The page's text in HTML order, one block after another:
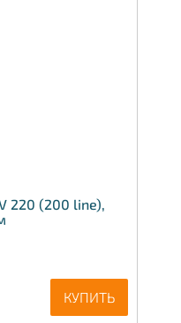
220 (200 line),
КУПИТЬ